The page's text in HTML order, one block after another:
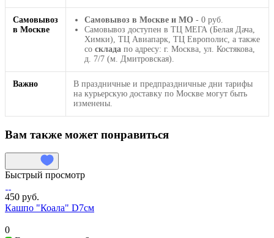
Самовывоз
в Москве
Самовывоз в Москве и МО - 0 руб.
Самовывоз доступен в ТЦ МЕГА (Белая Дача,
Химки), ТЦ Авиапарк, ТЦ Европолис, а также
со склада по адресу: г. Москва, ул. Костякова,
д. 7/7 (м. Дмитровская).
Важно
В праздничные и предпраздничные дни тарифы
на курьерскую доставку по Москве могут быть
изменены.
Вам также может понравиться
Быстрый просмотр
450 руб.
Кашпо "Коала" D7см
0